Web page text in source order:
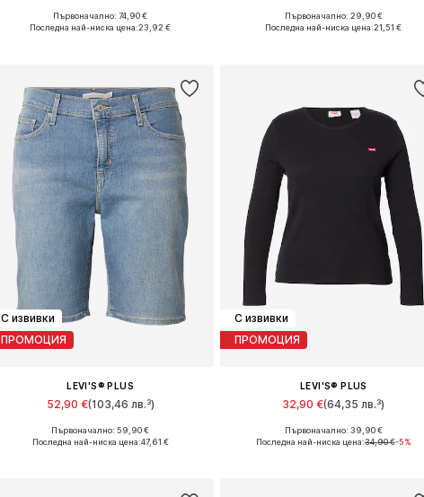
Налични размери: 7XL-8XL, 9XL-10XL
Първоначално: 74,90 €
Последна най-ниска цена:23,92 €
+3
Налични размери: XL, XXL, XXXL
Първоначално: 29,90 €
Последна най-ниска цена:21,51 €
С извивки
ПРОМОЦИЯ
LEVI'S® PLUS
52,90 €(103,46 лв.³)
Първоначално: 59,90 €
Последна най-ниска цена:47,61 €
С извивки
ПРОМОЦИЯ
LEVI'S® PLUS
32,90 €(64,35 лв.³)
Налични размери: XL, XXL, XXXL, 4XL
Първоначално: 39,90 €
Последна най-ниска цена:34,90 €-5%